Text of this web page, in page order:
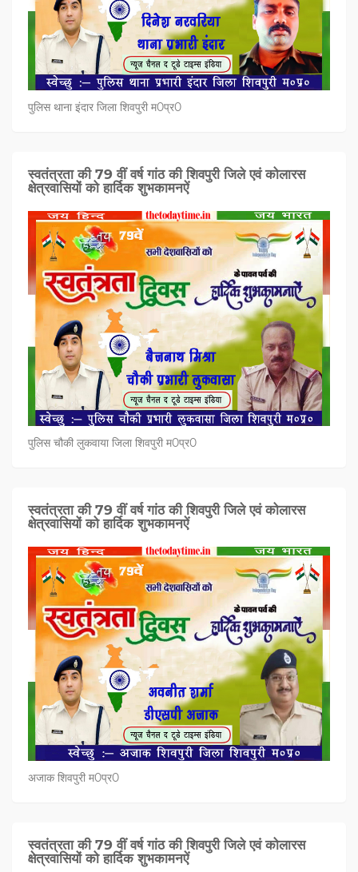
पुलिस थाना इंदार जिला शिवपुरी म0प्र0
स्वतंत्रता की 79 वीं वर्ष गांठ की शिवपुरी जिले एवं कोलारस
क्षेत्रवासियों को हार्दिक शुभकामनऐं
पुलिस चौकी लुकवाया जिला शिवपुरी म0प्र0
स्वतंत्रता की 79 वीं वर्ष गांठ की शिवपुरी जिले एवं कोलारस
क्षेत्रवासियों को हार्दिक शुभकामनऐं
अजाक शिवपुरी म0प्र0
स्वतंत्रता की 79 वीं वर्ष गांठ की शिवपुरी जिले एवं कोलारस
क्षेत्रवासियों को हार्दिक शुभकामनऐं